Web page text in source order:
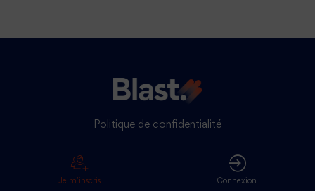
Politique de confidentialité
Je m'inscris Connexion